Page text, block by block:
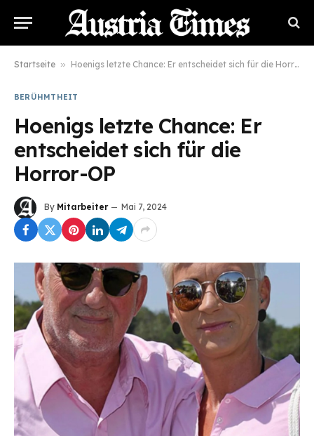
Startseite » Hoenigs letzte Chance: Er entscheidet sich für die Horror-OP
BERÜHMTHEIT
Hoenigs letzte Chance: Er
entscheidet sich für die
Horror-OP
By Mitarbeiter Mai 7, 2024